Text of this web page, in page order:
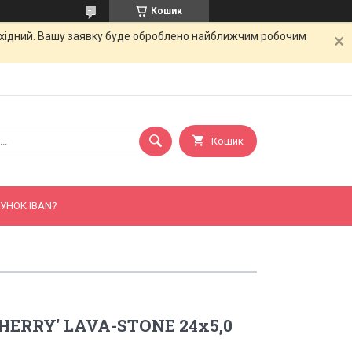
Кошик
Вашу заявку буде оброблено найближчим робочим
Кошик
IBAN?
LAVA-STONE 24x5,0